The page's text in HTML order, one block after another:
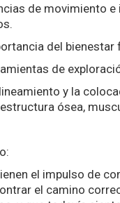
de movimiento
del
de
y la
ósea,
el impulso de
el camino